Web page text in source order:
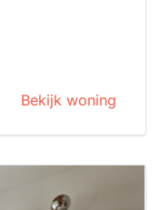
Bekijk woning